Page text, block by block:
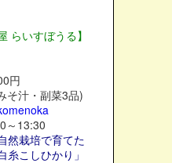
らいすぼうる】
円
そ汁・副菜3品)
～13:30
然栽培で育てた
糸こしひかり」